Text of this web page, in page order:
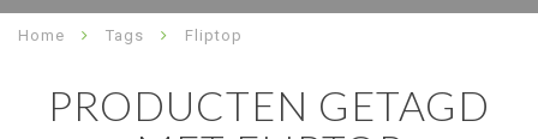
Home Tags Fliptop
PRODUCTEN GETAGD